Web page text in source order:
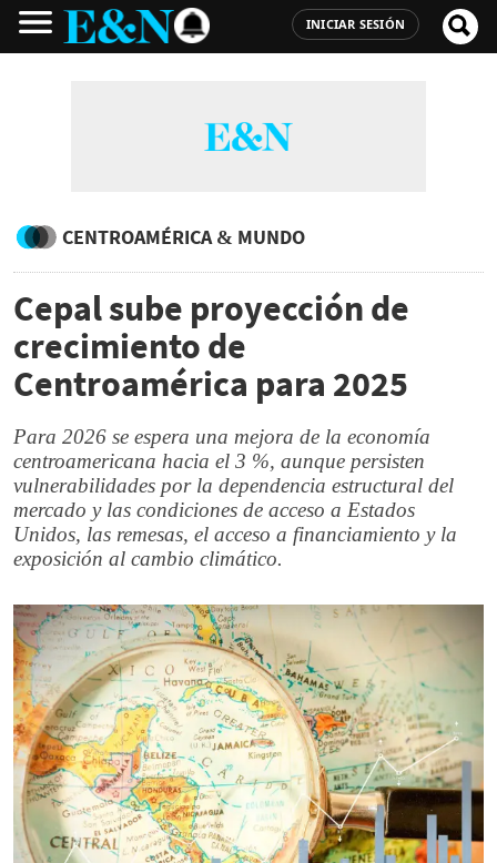
INICIAR SESIÓN
CENTROAMÉRICA & MUNDO
Cepal sube proyección de
crecimiento de
Centroamérica para 2025
Para 2026 se espera una mejora de la economía
centroamericana hacia el 3 %, aunque persisten
vulnerabilidades por la dependencia estructural del
mercado y las condiciones de acceso a Estados
Unidos, las remesas, el acceso a financiamiento y la
exposición al cambio climático.